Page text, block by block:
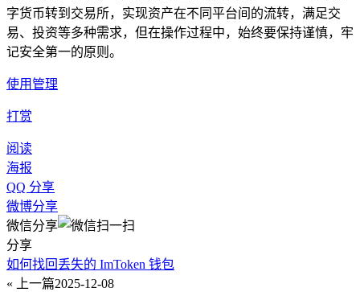
字货币转到交易所，实现资产在不同平台间的流转，满足交
易、投资等多种需求，但在操作过程中，始终要保持谨慎，牢
记安全第一的原则。
使用管理
打赏
阅读
海报
QQ 分享
微博分享
微信分享
分享
如何找回丢失的 ImToken 钱包
« 上一篇2025-12-08